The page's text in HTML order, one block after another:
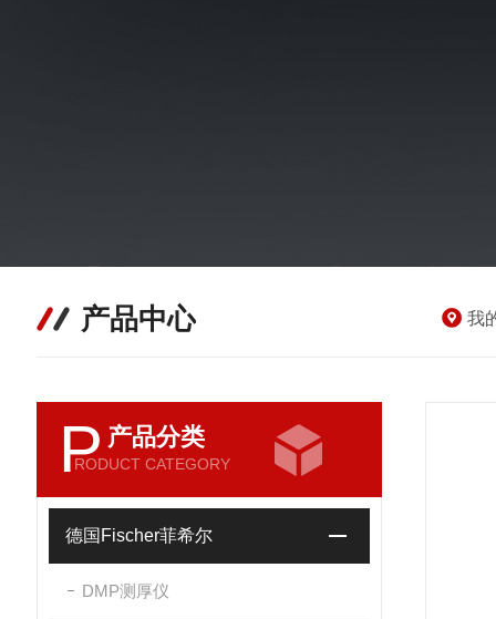
产品中心 我
P 产品分类
RODUCT CATEGORY
德国Fischer菲希尔
DMP测厚仪